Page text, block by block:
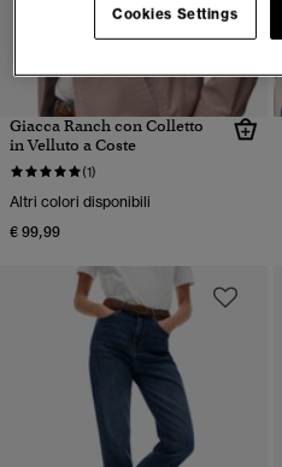
Giacca Ranch con Colletto
in Velluto a Coste
(1)
Altri colori disponibili
€ 99,99
Cookies Settings